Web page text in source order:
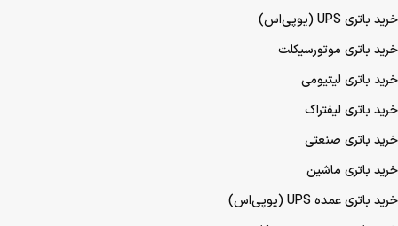
خرید باتری UPS (یو‌پی‌اس)
خرید باتری موتورسیکلت
خرید باتری لیتیومی
خرید باتری لیفتراک
خرید باتری صنعتی
خرید باتری ماشین
خرید باتری عمده UPS (یو‌پی‌اس)